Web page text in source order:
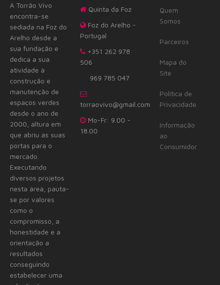
A Torrão Vivo
encontra-se
sediada na Foz do
Arelho desde a
sua fundação e
dedica a sua
atividade à
construção e
manutenção de
espaços verdes
desde o ano de
2000, altura em
que abriu as suas
portas para o
mercado.
Executando
diversos projetos
nesta área, pauta-
se por valores
como o
compromisso, a
honestidade e a
orientação a
resultados
conseguindo
estabelecer uma
Quinta da Foz
Foz do Arelho -
Portugal
+351 262 978
506
969 785 047
torraovivo@gmail.com
Mo-Fr: 9.00 -
18.00
Quem
Somos
Parceiros
Mapa do
Site
Política de
Privacidade
Informação
ao
Consumidor